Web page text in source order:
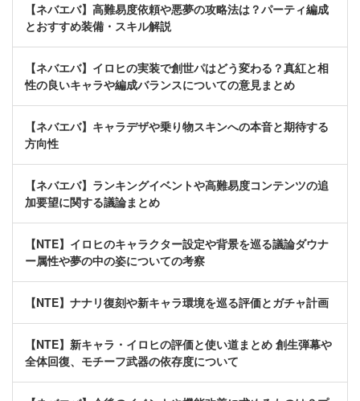
【ネバエバ】高難易度依頼や悪夢の攻略法は？パーティ編成
とおすすめ装備・スキル解説
【ネバエバ】イロヒの実装で創世パはどう変わる？真紅と相
性の良いキャラや編成バランスについての意見まとめ
【ネバエバ】キャラデザや乗り物スキンへの本音と期待する
方向性
【ネバエバ】ランキングイベントや高難易度コンテンツの追
加要望に関する議論まとめ
【NTE】イロヒのキャラクター設定や背景を巡る議論ダウナ
ー属性や夢の中の姿についての考察
【NTE】ナナリ復刻や新キャラ環境を巡る評価とガチャ計画
【NTE】新キャラ・イロヒの評価と使い道まとめ 創生弾幕や
全体回復、モチーフ武器の依存度について